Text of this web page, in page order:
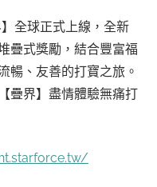
全球正式上線，全新
疊式獎勵，結合豐富福
暢、友善的打寶之旅。
疊界】盡情體驗無痛打